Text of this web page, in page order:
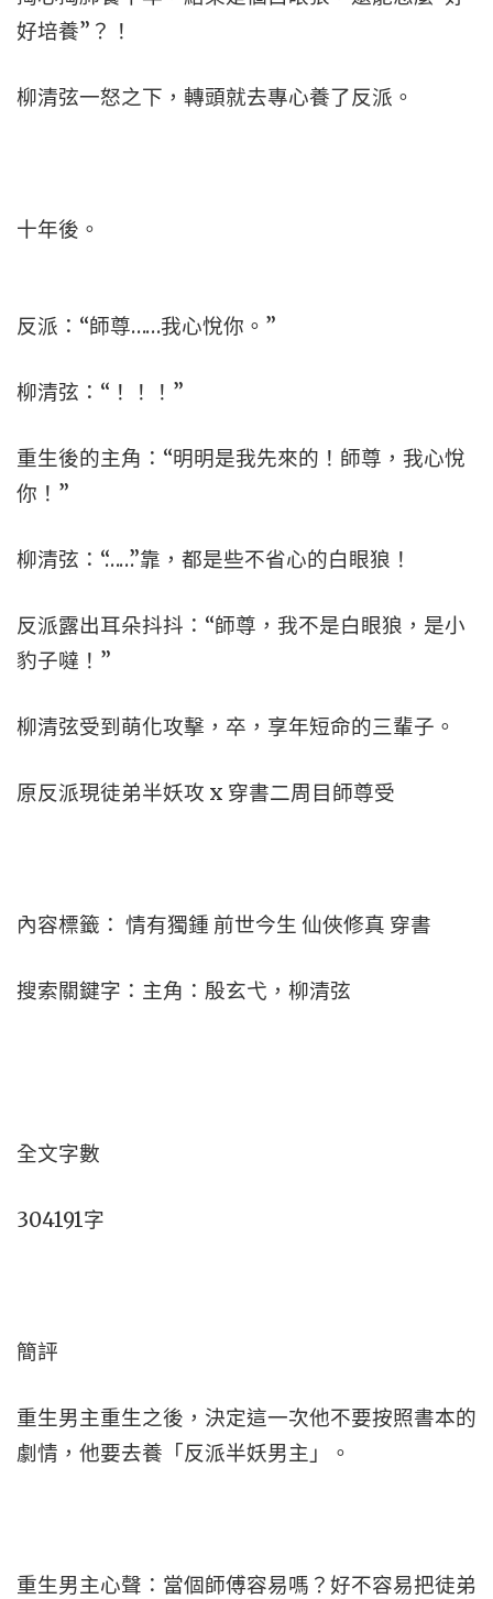
好培養”？！
柳清弦一怒之下，轉頭就去專心養了反派。
十年後。
反派：“師尊……我心悅你。”
柳清弦：“！！！”
重生後的主角：“明明是我先來的！師尊，我心悅
你！”
柳清弦：“……”靠，都是些不省心的白眼狼！
反派露出耳朵抖抖：“師尊，我不是白眼狼，是小
豹子噠！”
柳清弦受到萌化攻擊，卒，享年短命的三輩子。
原反派現徒弟半妖攻 x 穿書二周目師尊受
內容標籤： 情有獨鍾 前世今生 仙俠修真 穿書
搜索關鍵字：主角：殷玄弋，柳清弦
全文字數
304191字
簡評
重生男主重生之後，決定這一次他不要按照書本的
劇情，他要去養「反派半妖男主」。
重生男主心聲：當個師傅容易嗎？好不容易把徒弟